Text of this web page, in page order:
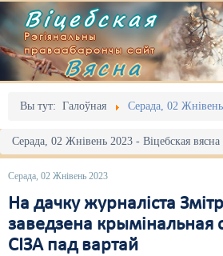
Віцебская
Рэгіянальны
праваабарончы сайт
Вясна
Вы тут: Галоўная Серада, 02
Серада, 02 Жнівень 2023 - Віцебская вясна
Серада, 02 Жнівень 2023
На дачку журналіста
заведзена крымінальная
СІЗА пад вартай
Галоўная
Адміністрацыйны перасьлед
Акцыі
Выбары
Грамадзянскія ініцыятывы
Выданьні
Відэа
Пра нас
RSS